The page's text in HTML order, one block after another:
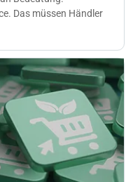
Das müssen Händler